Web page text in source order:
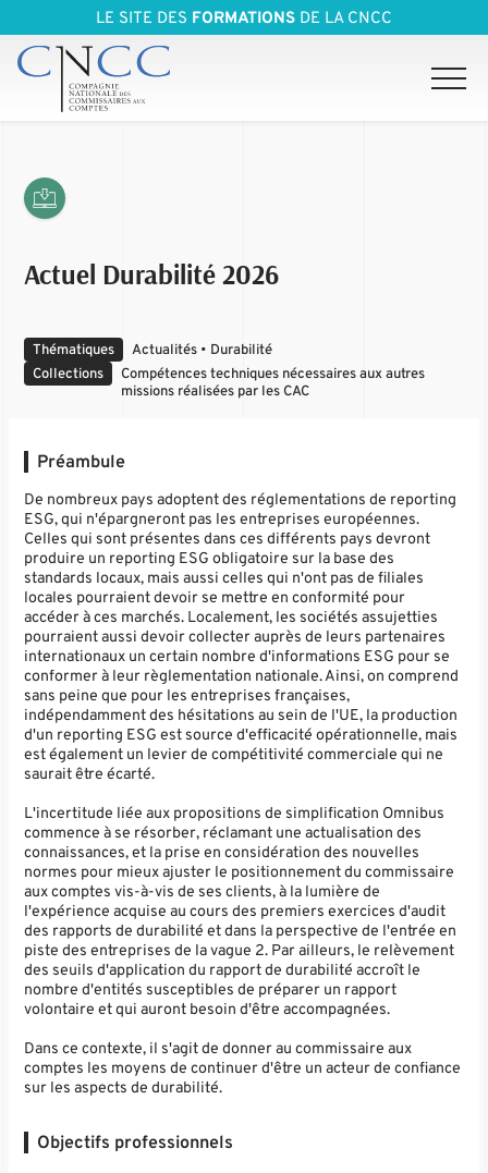
LE SITE DES FORMATIONS DE LA CNCC
Actuel Durabilité 2026
Thématiques
Actualités • Durabilité
Collections
Compétences techniques nécessaires aux autres
missions réalisées par les CAC
Préambule
De nombreux pays adoptent des réglementations de reporting
ESG, qui n'épargneront pas les entreprises européennes.
Celles qui sont présentes dans ces différents pays devront
produire un reporting ESG obligatoire sur la base des
standards locaux, mais aussi celles qui n'ont pas de filiales
locales pourraient devoir se mettre en conformité pour
accéder à ces marchés. Localement, les sociétés assujetties
pourraient aussi devoir collecter auprès de leurs partenaires
internationaux un certain nombre d'informations ESG pour se
conformer à leur règlementation nationale. Ainsi, on comprend
sans peine que pour les entreprises françaises,
indépendamment des hésitations au sein de l'UE, la production
d'un reporting ESG est source d'efficacité opérationnelle, mais
est également un levier de compétitivité commerciale qui ne
saurait être écarté.
L'incertitude liée aux propositions de simplification Omnibus
commence à se résorber, réclamant une actualisation des
connaissances, et la prise en considération des nouvelles
normes pour mieux ajuster le positionnement du commissaire
aux comptes vis-à-vis de ses clients, à la lumière de
l'expérience acquise au cours des premiers exercices d'audit
des rapports de durabilité et dans la perspective de l'entrée en
piste des entreprises de la vague 2. Par ailleurs, le relèvement
des seuils d'application du rapport de durabilité accroît le
nombre d'entités susceptibles de préparer un rapport
volontaire et qui auront besoin d'être accompagnées.
Dans ce contexte, il s'agit de donner au commissaire aux
comptes les moyens de continuer d'être un acteur de confiance
sur les aspects de durabilité.
Objectifs professionnels